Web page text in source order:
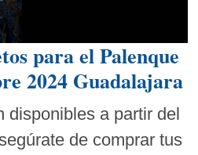
para el Palenque
2024 Guadalajara
disponibles a partir del
de comprar tus